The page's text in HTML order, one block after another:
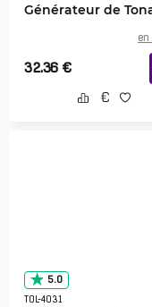
Générateur de
32.36 €
5.0
TOL-4031